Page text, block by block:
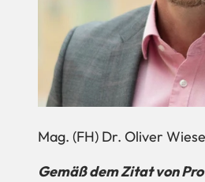
Mag. (FH) Dr. Oliver
Gemäß dem Zitat von